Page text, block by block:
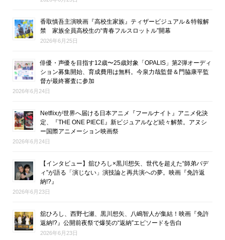
香取慎吾主演映画『高校生家族』ティザービジュアル＆特報解
禁 家族全員高校生の“青春フルスロットル”開幕
2026年6月25日
俳優・声優を目指す12歳〜25歳対象「OPALIS」第2弾オーディ
ション募集開始、育成費用は無料。今泉力哉監督＆門脇康平監
督が最終審査に参加
2026年6月24日
Netflixが世界へ届ける日本アニメ『フールナイト』アニメ化決
定、『THE ONE PIECE』新ビジュアルなど続々解禁。アヌシ
ー国際アニメーション映画祭
2026年6月24日
【インタビュー】舘ひろし×黒川想矢、世代を超えた“師弟バデ
ィ”が語る「演じない」演技論と再共演への夢。映画『免許返
納!?』
2026年6月23日
舘ひろし、西野七瀬、黒川想矢、八嶋智人が集結！映画『免許
返納!?』公開前夜祭で爆笑の“返納”エピソードを告白
2026年6月23日